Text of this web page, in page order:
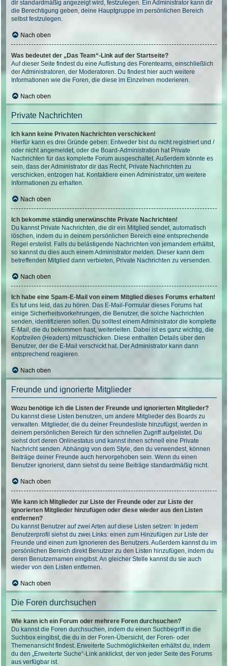
dir standardmäßig angezeigt wird, festzulegen. Ein Administrator kann dir
die Berechtigung geben, deine Hauptgruppe im persönlichen Bereich
selbst festzulegen.
Nach oben
Was bedeutet der „Das Team“-Link auf der Startseite?
Auf dieser Seite findest du eine Auflistung des Forenteams, einschließlich
der Administratoren, der Moderatoren. Du findest hier auch weitere
Informationen wie die Foren, die diese im Einzelnen moderieren.
Nach oben
Private Nachrichten
Ich kann keine Privaten Nachrichten verschicken!
Hierfür kann es drei Gründe geben: Entweder bist du nicht registriert und /
oder nicht angemeldet, oder die Board-Administration hat Private
Nachrichten für das komplette Forum ausgeschaltet. Außerdem könnte es
sein, dass der Administrator dir das Recht, Private Nachrichten zu
verschicken, entzogen hat. Kontaktiere einen Administrator, um weitere
Informationen zu erhalten.
Nach oben
Ich bekomme ständig unerwünschte Private Nachrichten!
Du kannst Private Nachrichten, die dir ein Mitglied sendet, automatisch
löschen, indem du in deinem persönlichen Bereich eine entsprechende
Regel erstellst. Falls du belästigende Nachrichten von jemandem erhältst,
so kannst du dies auch einem Administrator melden. Dieser kann dem
betreffenden Mitglied dann verbieten, Private Nachrichten zu versenden.
Nach oben
Ich habe eine Spam-E-Mail von einem Mitglied dieses Forums erhalten!
Es tut uns leid, das zu hören. Das E-Mail-Formular dieses Forums hat
einige Sicherheitsvorkehrungen, die Benutzer, die solche Nachrichten
senden, identifizieren sollen. Du solltest einem Administrator die komplette
E-Mail, die du bekommen hast, weiterleiten. Dabei ist es ganz wichtig, die
Kopfzeilen (Headers) mitzuschicken. Diese enthalten Details über den
Benutzer, der die E-Mail verschickt hat. Der Administrator kann dann
entsprechend reagieren.
Nach oben
Freunde und ignorierte Mitglieder
Wozu benötige ich die Listen der Freunde und ignorierten Mitglieder?
Du kannst diese Listen benutzen, um andere Mitglieder des Boards zu
verwalten. Mitglieder, die du deiner Freundesliste hinzufügst, werden in
deinem persönlichen Bereich für den schnellen Zugriff aufgelistet. Du
siehst dort deren Onlinestatus und kannst ihnen schnell eine Private
Nachricht senden. Abhängig von dem Style, den du verwendest, können
Beiträge deiner Freunde auch hervorgehoben sein. Wenn du einen
Benutzer ignorierst, dann siehst du seine Beiträge standardmäßig nicht.
Nach oben
Wie kann ich Mitglieder zur Liste der Freunde oder zur Liste der
ignorierten Mitglieder hinzufügen oder diese wieder aus den Listen
entfernen?
Du kannst Benutzer auf zwei Arten auf diese Listen setzen: In jedem
Benutzerprofil siehst du zwei Links: einen zum Hinzufügen zur Liste der
Freunde und einen zum Ignorieren des Benutzers. Außerdem kannst du im
persönlichen Bereich direkt Benutzer zu den Listen hinzufügen, indem du
deren Benutzernamen eingibst. An gleicher Stelle kannst du sie auch
wieder von den Listen entfernen.
Nach oben
Die Foren durchsuchen
Wie kann ich ein Forum oder mehrere Foren durchsuchen?
Du kannst die Foren durchsuchen, indem du einen Suchbegriff in die
Suchbox eingibst, die du in der Foren-Übersicht, der Foren- oder
Themenansicht findest. Erweiterte Suchmöglichkeiten erhältst du, indem
du den „Erweiterte Suche“-Link anklickst, der von jeder Seite des Forums
aus verfügbar ist.